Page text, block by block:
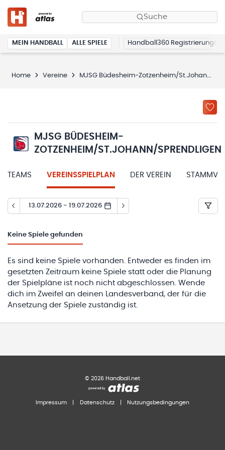
Suche
MEIN HANDBALL ALLE SPIELE Handball360 Registrierung
Home Vereine MJSG Büdesheim-Zotzenheim/St.Johann/Sprendligen
MJSG BÜDESHEIM-
ZOTZENHEIM/ST.JOHANN/SPRENDLIGEN
TEAMS VEREINSSPIELPLAN DER VEREIN
13.07.2026 - 19.07.2026
Keine Spiele gefunden
Es sind keine Spiele vorhanden. Entweder es finden im
gesetzten Zeitraum keine Spiele statt oder die Planung
der Spielpläne ist noch nicht abgeschlossen. Wende
dich im Zweifel an deinen Landesverband, der für die
Ansetzung der Spiele zuständig ist.
© 2026 Handball.net
Impressum Datenschutz Nutzungsbedingungen